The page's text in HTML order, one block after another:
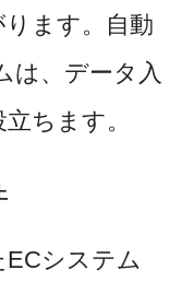
ます。自動
は、データ入
ちます。
システム